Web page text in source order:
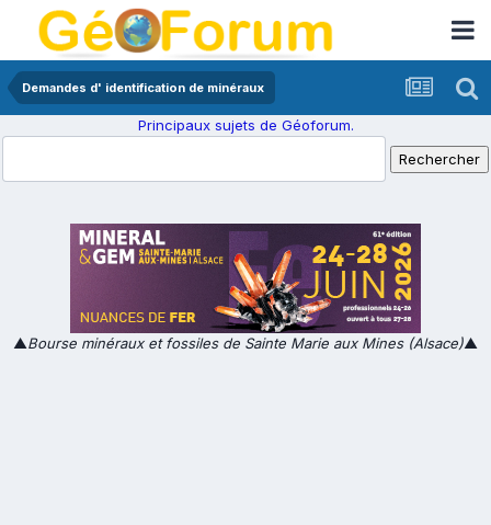
Demandes d' identification de minéraux
Principaux sujets de Géoforum.
▲Bourse minéraux et fossiles de Sainte Marie aux Mines (Alsace)▲